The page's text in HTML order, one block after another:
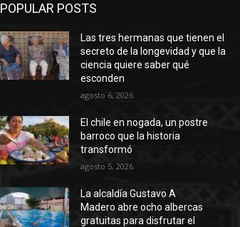
POPULAR POSTS
Las tres hermanas que tienen el
secreto de la longevidad y que la
ciencia quiere saber qué
esconden
agosto 6, 2026
El chile en nogada, un postre
barroco que la historia
transformó
agosto 5, 2026
La alcaldía Gustavo A
Madero abre ocho albercas
gratuitas para disfrutar el